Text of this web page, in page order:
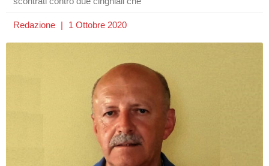
Redazione 1 Ottobre 2020